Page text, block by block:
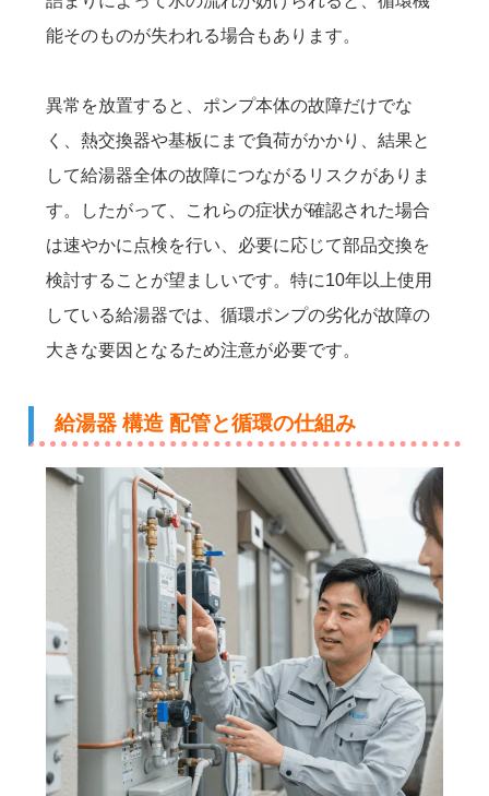
能そのものが失われる場合もあります。
異常を放置すると、ポンプ本体の故障だけでな
く、熱交換器や基板にまで負荷がかかり、結果と
して給湯器全体の故障につながるリスクがありま
す。したがって、これらの症状が確認された場合
は速やかに点検を行い、必要に応じて部品交換を
検討することが望ましいです。特に10年以上使用
している給湯器では、循環ポンプの劣化が故障の
大きな要因となるため注意が必要です。
給湯器 構造 配管と循環の仕組み